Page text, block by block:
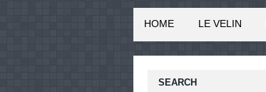
HOME LE VELIN
SEARCH